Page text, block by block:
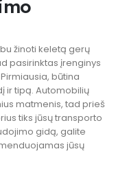
žinoti keletą gerų
pasirinktas įrenginys
būtina
ir tipą. Automobilių
matmenis, tad prieš
tiks jūsų transporto
gidą, galite
jūsų